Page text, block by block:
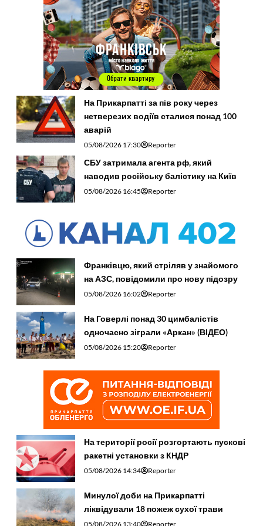
На Прикарпатті за пів року через
нетверезих водіїв сталися понад 100
аварій
05/08/2026 17:30 Reporter
СБУ затримала агента рф, який
наводив російську балістику на Київ
05/08/2026 16:45 Reporter
Франківцю, який стріляв у знайомого
на АЗС, повідомили про нову підозру
05/08/2026 16:02 Reporter
На Говерлі понад 30 цимбалістів
одночасно зіграли «Аркан» (ВІДЕО)
05/08/2026 15:20 Reporter
На території росії розгортають пускові
ракетні установки з КНДР
05/08/2026 14:34 Reporter
Минулої доби на Прикарпатті
ліквідували 18 пожеж сухої трави
05/08/2026 13:40 Reporter